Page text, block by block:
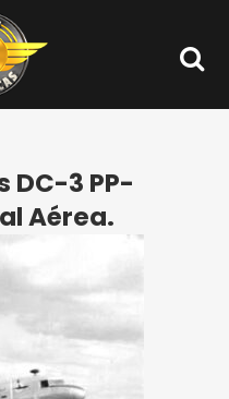
DC-3 PP-
Aérea.